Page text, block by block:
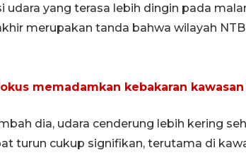
udara yang terasa lebih dingin pada
merupakan tanda bahwa wilayah
memadamkan kebakaran
dia, udara cenderung lebih kering
turun cukup signifikan, terutama di